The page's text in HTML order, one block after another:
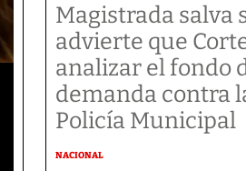
Magistrada salva
advierte que
analizar el fondo
demanda contra
Policía Municipal
NACIONAL